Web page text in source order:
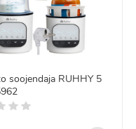
veebis ja kasutage
soojendaja RUHHY 5